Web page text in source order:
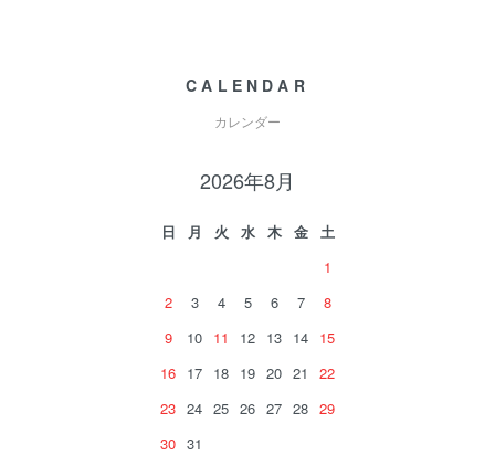
CALENDAR
カレンダー
2026年8月
日 月 火 水 木 金
土
1
2
3 4 5 6 7
8
9
10 11 12 13 14 15
16 17 18 19 20 21
22
23 24 25 26 27 28 29
30 31